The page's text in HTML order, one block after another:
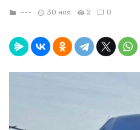
--- 30 ноя 2 0